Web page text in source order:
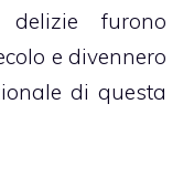
delizie furono
e divennero
di questa